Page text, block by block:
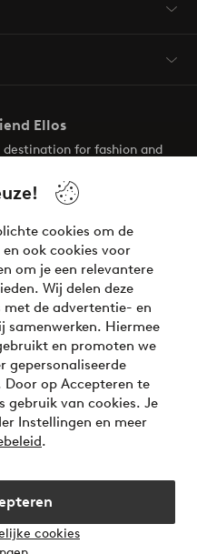
cookies om de
ook cookies voor
om je een relevantere
Wij delen deze
met de advertentie- en
samenwerken. Hiermee
en promoten we
gepersonaliseerde
op Accepteren te
gebruik van cookies. Je
Instellingen en meer
.
cookies
Ellos
for fashion and
look is here!
of opsplitsen
onze betaalopties?